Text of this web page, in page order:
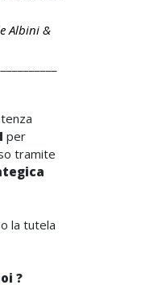
Albini &
per
tramite
la tutela
?